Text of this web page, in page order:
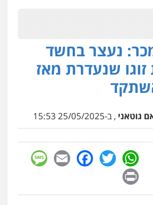
אסף גונן
פשע חמור תעבורה צבא מעצרים
פשיעה חמורה סמים מעצרים
עו"ד ראוף נג'אר
עורכי דין לענייני אסירים
רכוש
נעצר בחשד
שנעדרת מאז
גוטאני , ב-25/05/2025 15:53
WhatsApp
Twitter
Facebook
Email